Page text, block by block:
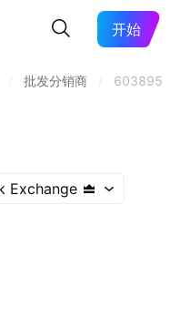
开始
批发分销商 603895
Exchange